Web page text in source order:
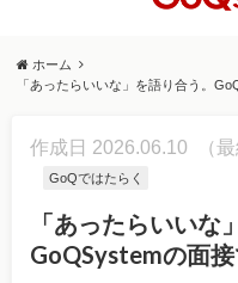
ホーム
「あったらいいな」を語り合う。
作成日 2026.06.10 （
GoQではたらく
「あったらいいな
GoQSystemの面